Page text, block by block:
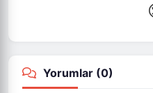
Yorumlar (0)